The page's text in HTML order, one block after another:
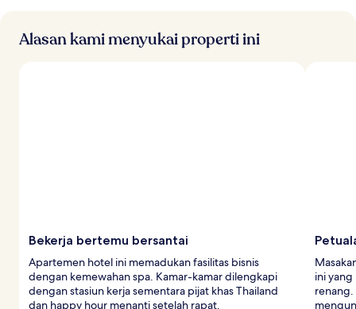
Alasan kami menyukai properti ini
Bekerja bertemu bersantai
Apartemen hotel ini memadukan fasilitas bisnis
dengan kemewahan spa. Kamar-kamar dilengkapi
dengan stasiun kerja sementara pijat khas Thailand
dan happy hour menanti setelah rapat.
ini